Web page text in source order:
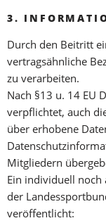
3.
Durch den Beitritt
vertragsähnliche
zu verarbeiten.
Nach §13 u. 14 EU
verpflichtet, auch
über erhobene
Mitgliedern
Ein individuell noch
der
veröffentlicht: